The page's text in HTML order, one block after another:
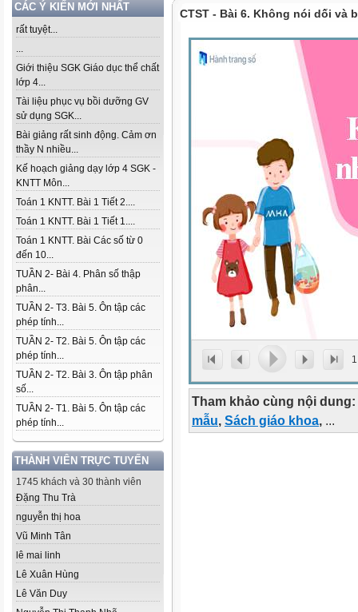
CÁC Ý KIẾN MỚI NHẤT
rất tuyệt...
...
Giới thiệu SGK Giáo dục thể chất
lớp 4...
Tài liệu phục vụ bồi dưỡng GV
sử dụng SGK...
Bài giảng rất sinh động. Cảm ơn
thầy N nhiều...
Kế hoạch giảng dạy lớp 4 SGK -
KNTT Môn...
Toán 1 KNTT. Bài 1 Tiết 2....
Toán 1 KNTT. Bài 1 Tiết 1....
Toán 1 KNTT. Bài Các số từ 0
đến 10...
TUẦN 2- Bài 4. Phân số thập
phân...
TUẦN 2- T3. Bài 5. Ôn tập các
phép tính...
TUẦN 2- T2. Bài 5. Ôn tập các
phép tính...
TUẦN 2- T2. Bài 3. Ôn tập phân
số...
TUẦN 2- T1. Bài 5. Ôn tập các
phép tính...
THÀNH VIÊN TRỰC TUYẾN
1745 khách và 30 thành viên
Đặng Thu Trà
nguyễn thị hoa
Vũ Minh Tân
lê mai linh
Lê Xuân Hùng
Lê Văn Duy
CTST - Bài 6. Không nói dối và
1
Tham khảo cùng nội dung:
mẫu, Sách giáo khoa, ...